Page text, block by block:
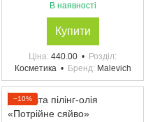
В наявності
Купити
Ціна 440.00
Розділ
Косметика
Бренд Malevich
−10%